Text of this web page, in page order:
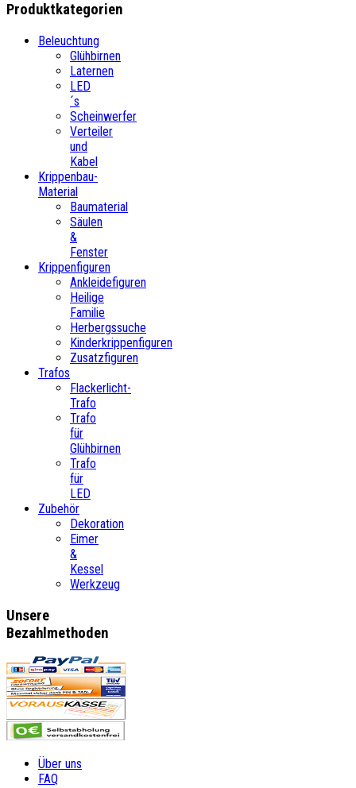
Produktkategorien
Beleuchtung
Glühbirnen
Laternen
LED
´s
Scheinwerfer
Verteiler
und
Kabel
Krippenbau-
Material
Baumaterial
Säulen
&
Fenster
Krippenfiguren
Ankleidefiguren
Heilige
Familie
Herbergssuche
Kinderkrippenfiguren
Zusatzfiguren
Trafos
Flackerlicht-
Trafo
Trafo
für
Glühbirnen
Trafo
für
LED
Zubehör
Dekoration
Eimer
&
Kessel
Werkzeug
Unsere
Bezahlmethoden
Über uns
FAQ